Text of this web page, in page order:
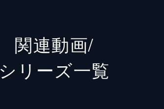
江戸川卍丸
亜紗美
関連動画/
シリーズ⼀覧